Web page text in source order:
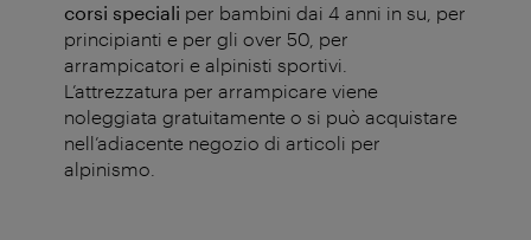
corsi speciali per bambini dai 4 anni in su, per
principianti e per gli over 50, per
arrampicatori e alpinisti sportivi.
L’attrezzatura per arrampicare viene
noleggiata gratuitamente o si può acquistare
nell’adiacente negozio di articoli per
alpinismo.